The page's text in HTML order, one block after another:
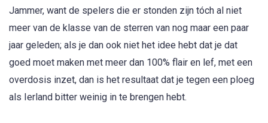
Jammer, want de spelers die er stonden zijn tóch al niet
meer van de klasse van de sterren van nog maar een paar
jaar geleden; als je dan ook niet het idee hebt dat je dat
goed moet maken met meer dan 100% flair en lef, met een
overdosis inzet, dan is het resultaat dat je tegen een ploeg
als Ierland bitter weinig in te brengen hebt.